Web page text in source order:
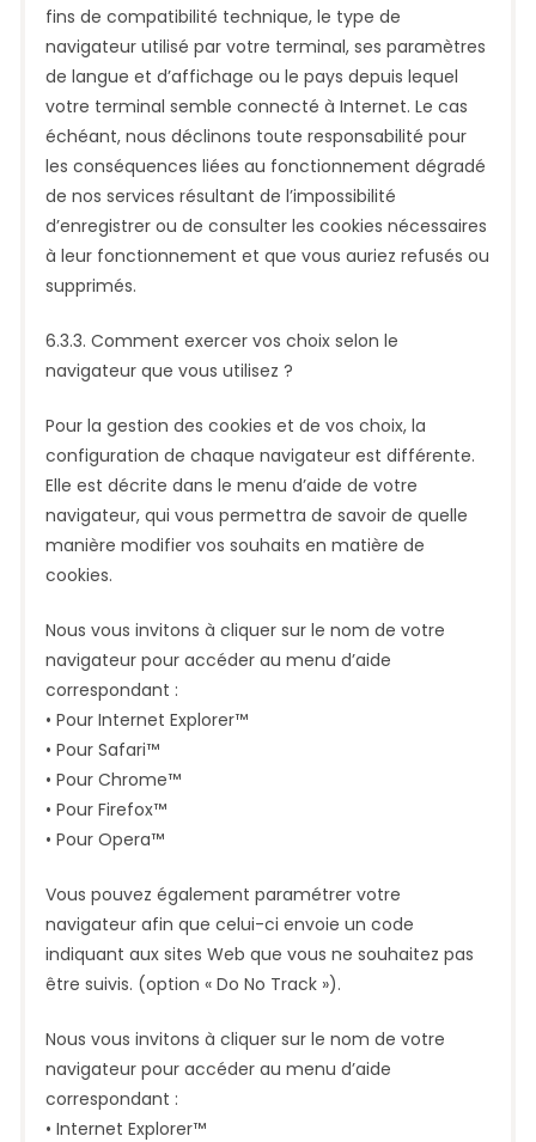
fins de compatibilité technique, le type de
navigateur utilisé par votre terminal, ses paramètres
de langue et d’affichage ou le pays depuis lequel
votre terminal semble connecté à Internet. Le cas
échéant, nous déclinons toute responsabilité pour
les conséquences liées au fonctionnement dégradé
de nos services résultant de l’impossibilité
d’enregistrer ou de consulter les cookies nécessaires
à leur fonctionnement et que vous auriez refusés ou
supprimés.
6.3.3. Comment exercer vos choix selon le
navigateur que vous utilisez ?
Pour la gestion des cookies et de vos choix, la
configuration de chaque navigateur est différente.
Elle est décrite dans le menu d’aide de votre
navigateur, qui vous permettra de savoir de quelle
manière modifier vos souhaits en matière de
cookies.
Nous vous invitons à cliquer sur le nom de votre
navigateur pour accéder au menu d’aide
correspondant :
• Pour Internet Explorer™
• Pour Safari™
• Pour Chrome™
• Pour Firefox™
• Pour Opera™
Vous pouvez également paramétrer votre
navigateur afin que celui-ci envoie un code
indiquant aux sites Web que vous ne souhaitez pas
être suivis. (option « Do No Track »).
Nous vous invitons à cliquer sur le nom de votre
navigateur pour accéder au menu d’aide
correspondant :
• Internet Explorer™